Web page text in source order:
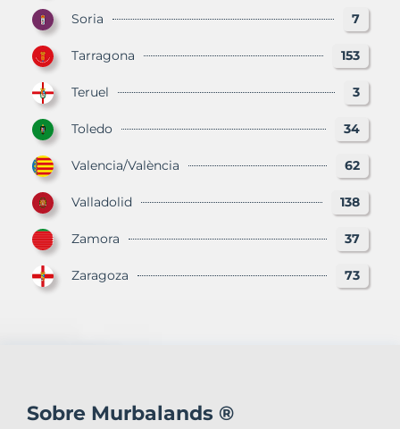
Soria 7
Tarragona 153
Teruel 3
Toledo 34
Valencia/València 62
Valladolid 138
Zamora 37
Zaragoza 73
Sobre Murbalands ®